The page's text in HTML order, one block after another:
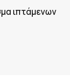
ιπτάμενων